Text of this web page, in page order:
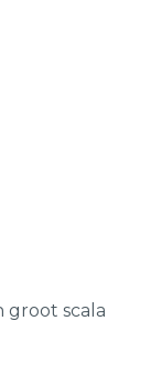
groot scala